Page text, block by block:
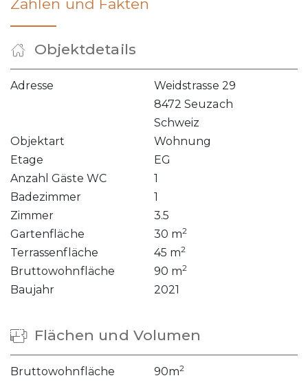
Zahlen und Fakten
Objektdetails
Adresse
Weidstrasse 29
8472 Seuzach
Schweiz
Objektart
Wohnung
Etage
EG
Anzahl Gäste WC
1
Badezimmer
1
Zimmer
3.5
Gartenfläche
30 m2
Terrassenfläche 45 m2
Bruttowohnfläche 90 m2
Baujahr 2021
Flächen und Volumen
Bruttowohnfläche 90m2